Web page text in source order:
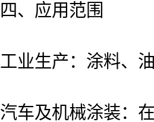
四、应用范围
工业生产：涂料、
汽车及机械涂装：